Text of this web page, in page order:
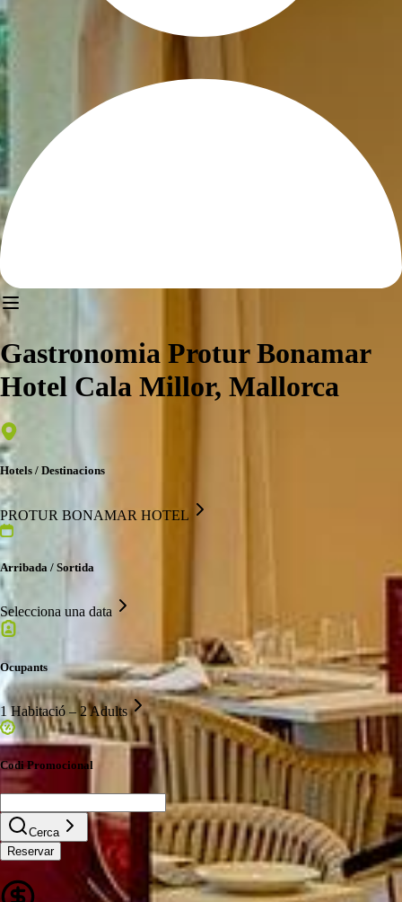
Gastronomia Protur Bonamar
Hotel Cala Millor, Mallorca
Hotels / Destinacions
PROTUR BONAMAR HOTEL
Arribada / Sortida
Selecciona una data
Ocupants
1 Habitació – 2 Adults
Codi Promocional
Cerca
Reservar